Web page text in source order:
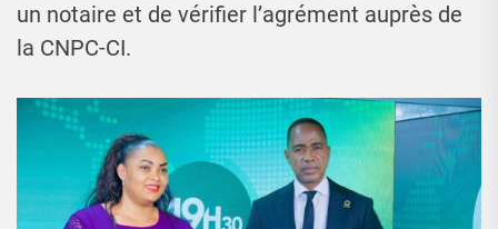
un notaire et de vérifier l’agrément auprès de
la CNPC-CI.